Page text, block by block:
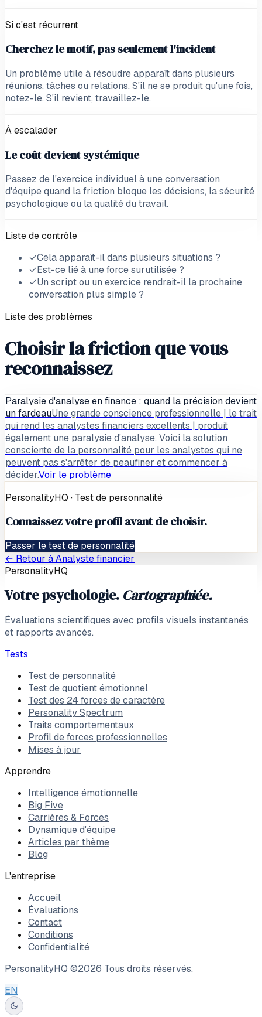
Si c'est récurrent
Cherchez le motif, pas seulement l'incident
Un problème utile à résoudre apparaît dans plusieurs
réunions, tâches ou relations. S'il ne se produit qu'une fois,
notez-le. S'il revient, travaillez-le.
À escalader
Le coût devient systémique
Passez de l'exercice individuel à une conversation
d'équipe quand la friction bloque les décisions, la sécurité
psychologique ou la qualité du travail.
Liste de contrôle
✓Cela apparaît-il dans plusieurs situations ?
✓Est-ce lié à une force surutilisée ?
✓Un script ou un exercice rendrait-il la prochaine
conversation plus simple ?
Liste des problèmes
Choisir la friction que vous
reconnaissez
Paralysie d'analyse en finance : quand la précision devient
un fardeauUne grande conscience professionnelle | le trait
qui rend les analystes financiers excellents | produit
également une paralysie d'analyse. Voici la solution
consciente de la personnalité pour les analystes qui ne
peuvent pas s'arrêter de peaufiner et commencer à
décider.Voir le problème
PersonalityHQ · Test de personnalité
Connaissez votre profil avant de choisir.
Passer le test de personnalité
← Retour àAnalyste financier
PersonalityHQ
Votre psychologie. Cartographiée.
Évaluations scientifiques avec profils visuels instantanés
et rapports avancés.
Tests
Test de personnalité
Test de quotient émotionnel
Test des 24 forces de caractère
Personality Spectrum
Traits comportementaux
Profil de forces professionnelles
Mises à jour
Apprendre
Intelligence émotionnelle
Big Five
Carrières & Forces
Dynamique d'équipe
Articles par thème
Blog
L'entreprise
Accueil
Évaluations
Contact
Conditions
Confidentialité
PersonalityHQ ©2026 Tous droits réservés.
EN